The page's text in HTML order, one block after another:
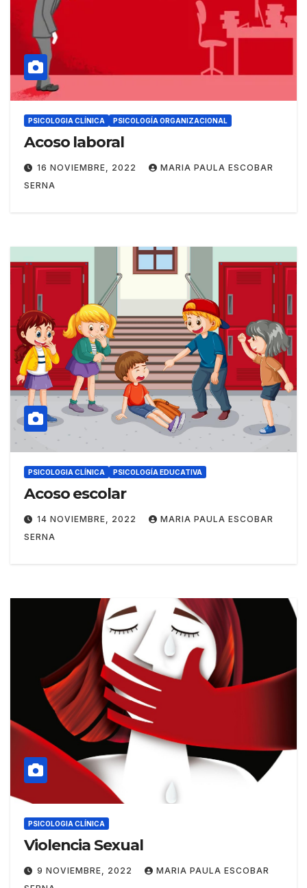
PSICOLOGIA CLÍNICA PSICOLOGÍA ORGANIZACIONAL
Acoso laboral
16 NOVIEMBRE, 2022
MARIA PAULA ESCOBAR
SERNA
PSICOLOGIA CLÍNICA PSICOLOGÍA EDUCATIVA
Acoso escolar
14 NOVIEMBRE, 2022
MARIA PAULA ESCOBAR
SERNA
PSICOLOGIA CLÍNICA
Violencia Sexual
9 NOVIEMBRE, 2022
MARIA PAULA ESCOBAR